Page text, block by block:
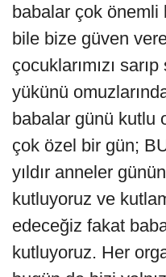
babalar çok
bile bize güven
çocuklarımızı
yükünü
babalar günü kutlu
çok özel bir gün;
yıldır anneler
kutluyoruz ve
edeceğiz fakat
kutluyoruz. Her